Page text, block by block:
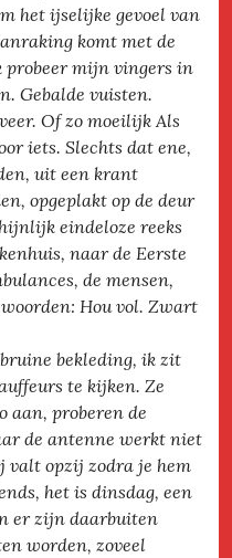
het ijselijke gevoel van
komt met de
mijn vingers in
Gebalde vuisten.
Of zo moeilijk Als
iets. Slechts dat ene,
uit een krant
opgeplakt op de deur
eindeloze reeks
naar de Eerste
de mensen,
Hou vol. Zwart
bekleding, ik zit
te kijken. Ze
aan, proberen de
de antenne werkt niet
opzij zodra je hem
het is dinsdag, een
er zijn daarbuiten
worden, zoveel